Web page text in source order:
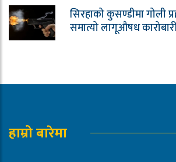
सिरहाको कुसण्डीमा गोली
समात्यो लागूऔषध
हाम्रो बारेमा